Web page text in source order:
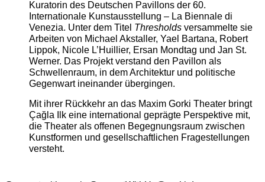
Kuratorin des Deutschen Pavillons der 60.
Internationale Kunstausstellung – La Biennale di
Venezia. Unter dem Titel Thresholdsversammelte sie
Arbeiten von Michael Akstaller, Yael Bartana, Robert
Lippok, Nicole L’Huillier, Ersan Mondtag und Jan St.
Werner. Das Projekt verstand den Pavillon als
Schwellenraum, in dem Architektur und politische
Gegenwart ineinander übergingen.
Mit ihrer Rückkehr an das Maxim Gorki Theater bringt
Çağla Ilk eine international geprägte Perspektive mit,
die Theater als offenen Begegnungsraum zwischen
Kunstformen und gesellschaftlichen Fragestellungen
versteht.